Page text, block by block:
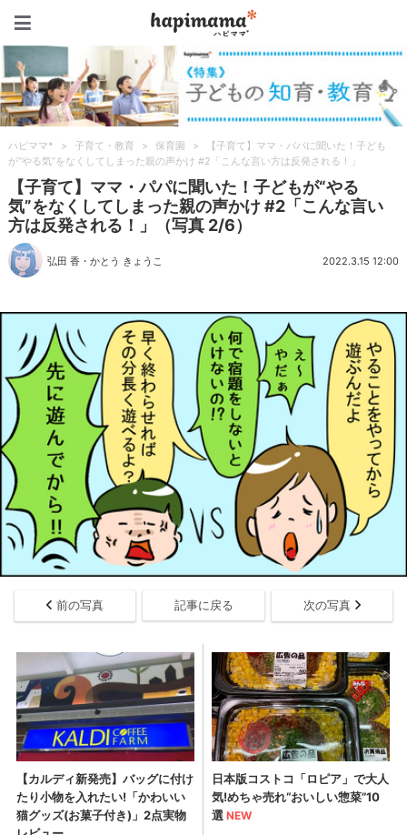
ハピママ* > 子育て・教育 > 保育園 >
【子育て】ママ・パパに聞いた！子ども
が“やる気”をなくしてしまった親の声かけ #2「こんな言い方は反発される！」
【子育て】ママ・パパに聞いた！子どもが“やる
気”をなくしてしまった親の声かけ #2「こんな言い
方は反発される！」（写真 2/6）
弘田 香 ・かとう きょうこ 2022.3.15 12:00
前の写真 記事に戻る 次の写真